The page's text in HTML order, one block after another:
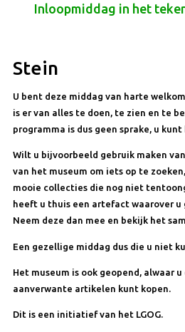
Inloopmiddag in het
Stein
U bent deze middag van harte
is er van alles te doen, te zien en te
programma is dus geen sprake, u
Wilt u bijvoorbeeld gebruik maken
van het museum om iets op te
mooie collecties die nog niet
heeft u thuis een artefact waarover u
Neem deze dan mee en bekijk het
Een gezellige middag dus die u niet
Het museum is ook geopend, alwaar
aanverwante artikelen kunt kopen.
Dit is een initiatief van het LGOG.